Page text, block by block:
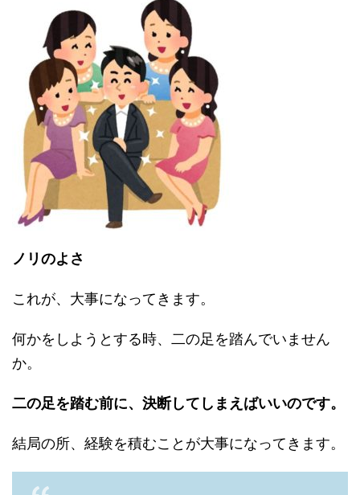
ノリのよさ
これが、大事になってきます。
何かをしようとする時、二の足を踏んでいません
か。
二の足を踏む前に、決断してしまえばいいのです。
結局の所、経験を積むことが大事になってきます。